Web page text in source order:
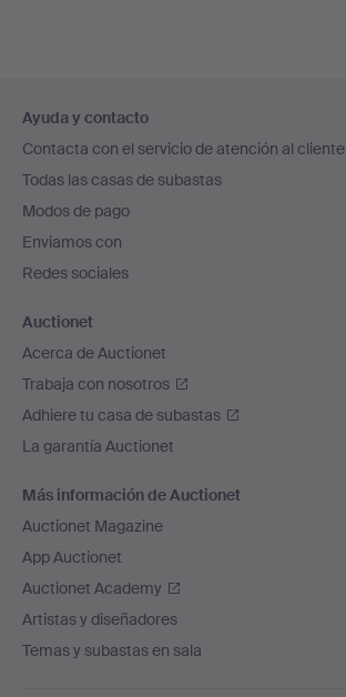
en
el
pie
de
página
Ayuda y contacto
Contacta con el servicio de atención al cliente
Todas las casas de subastas
Modos de pago
Enviamos con
Redes sociales
Auctionet
Acerca de Auctionet
Trabaja con nosotros
Adhiere tu casa de subastas
La garantía Auctionet
Más información de Auctionet
Auctionet Magazine
App Auctionet
Auctionet Academy
Artistas y diseñadores
Temas y subastas en sala